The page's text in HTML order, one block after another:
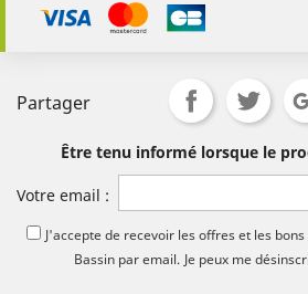
Partager
Être tenu informé lorsque le
Votre email :
J'accepte de recevoir les offres et les
Bassin par email. Je peux me